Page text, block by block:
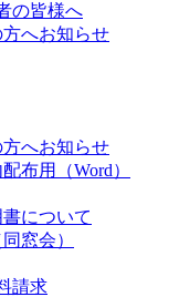
の皆様へ
へお知らせ
へお知らせ
布用（Word）
について
窓会）
請求